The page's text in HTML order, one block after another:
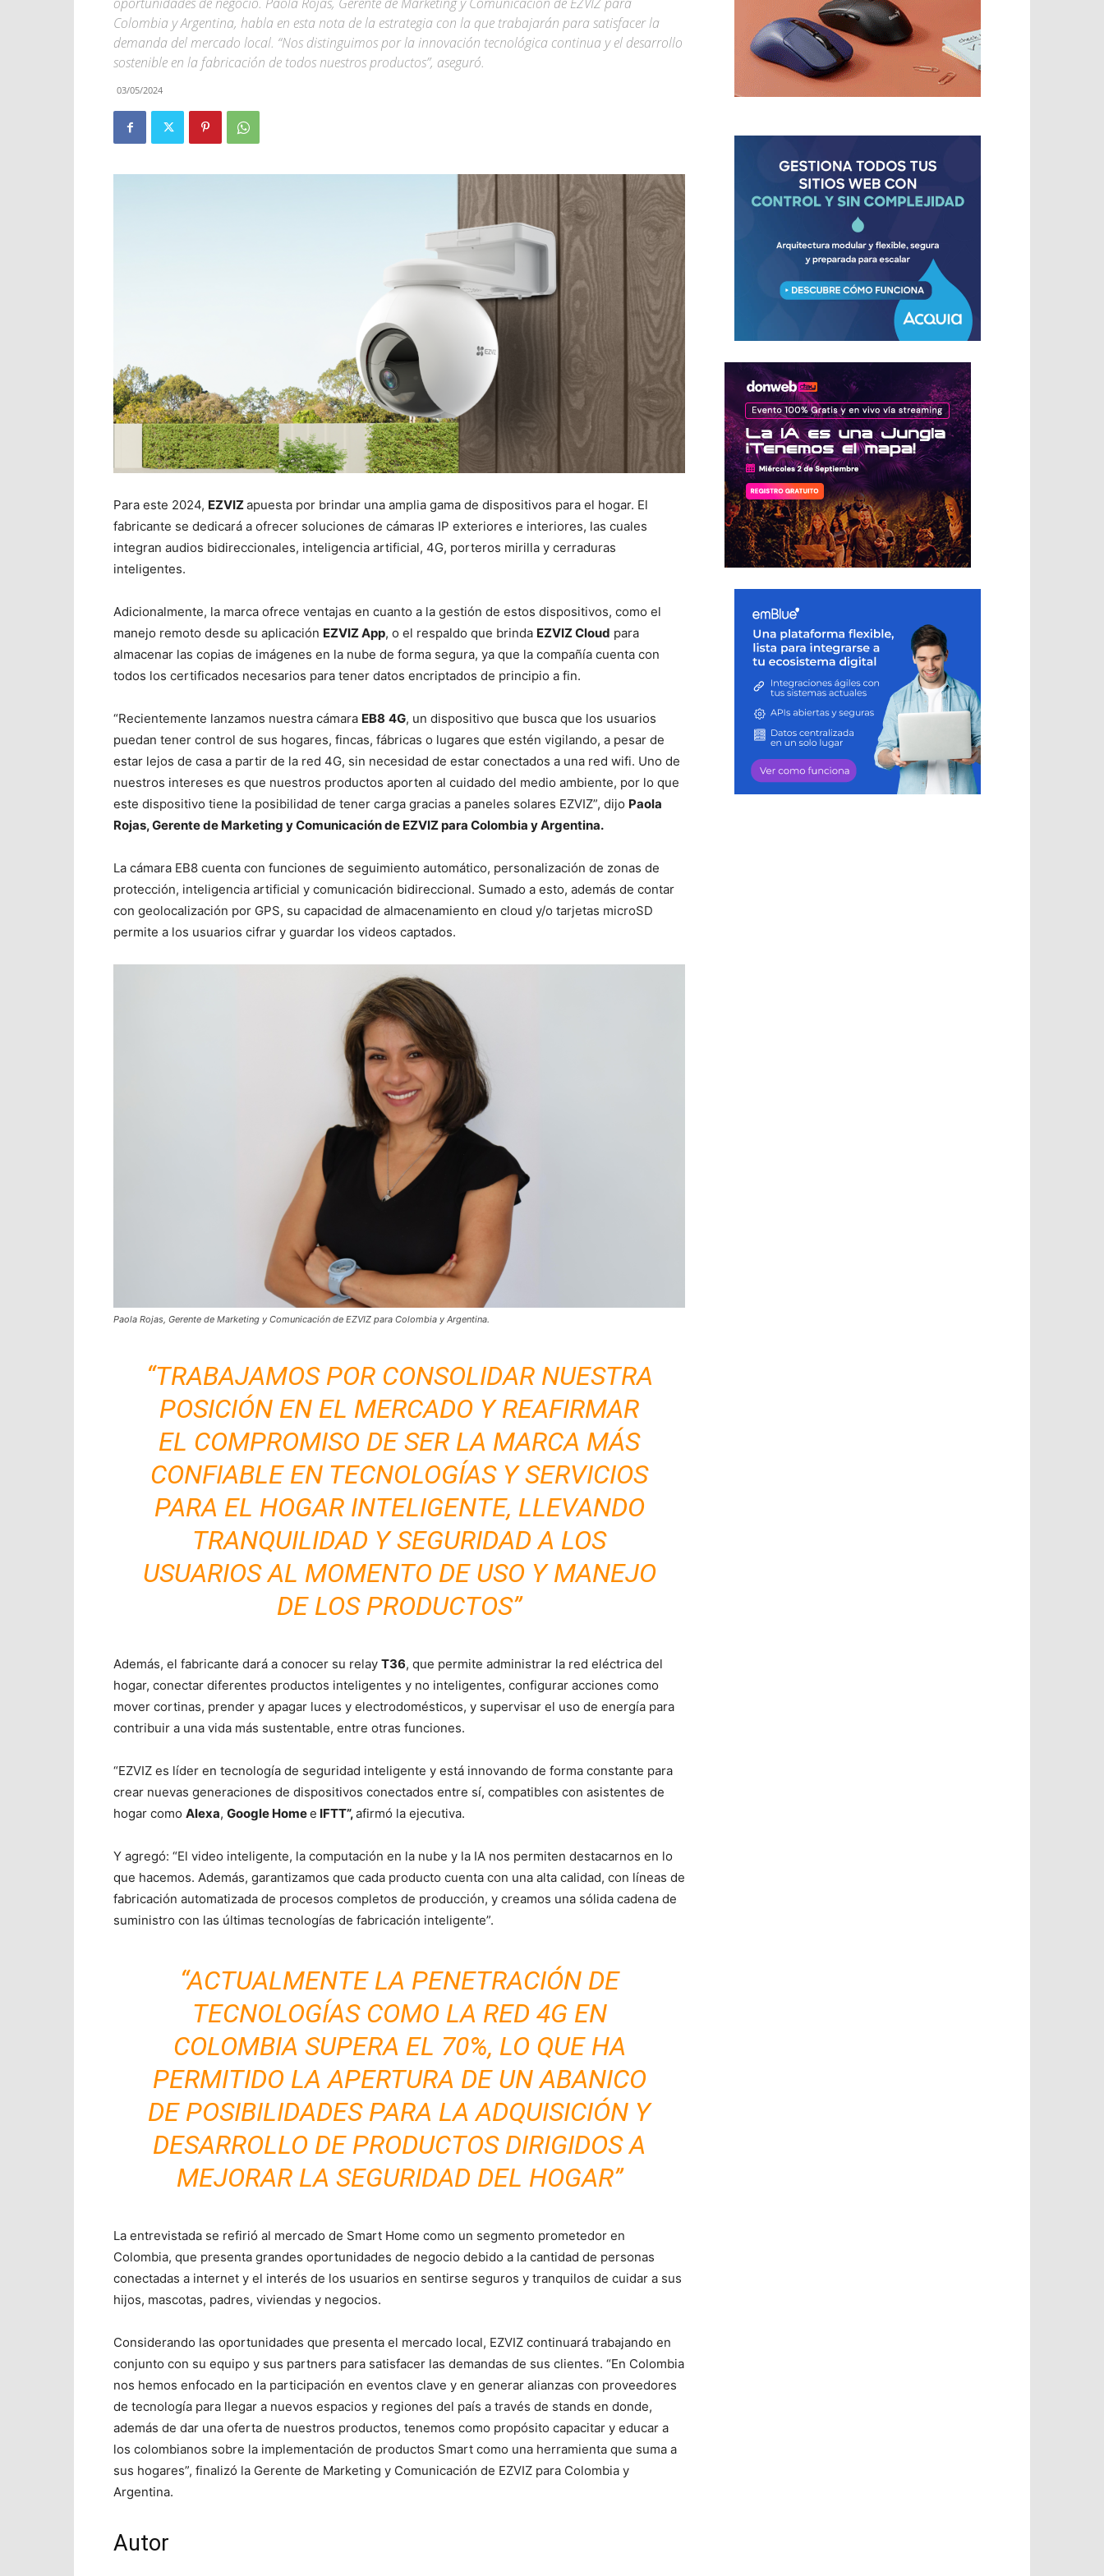
Colombia y Argentina, habla en esta nota de la estrategia con la que trabajarán para satisfacer la
demanda del mercado local. “Nos distinguimos por la innovación tecnológica continua y el desarrollo
sostenible en la fabricación de todos nuestros productos”, aseguró.
03/05/2024
Para este 2024, EZVIZapuesta por brindar una amplia gama de dispositivos para el hogar. El
fabricante se dedicará a ofrecer soluciones de cámaras IP exteriores e interiores, las cuales
integran audios bidireccionales, inteligencia artificial, 4G, porteros mirilla y cerraduras
inteligentes.
Adicionalmente, la marca ofrece ventajas en cuanto a la gestión de estos dispositivos, como el
manejo remoto desde su aplicación EZVIZ App, o el respaldo que brinda EZVIZ Cloud para
almacenar las copias de imágenes en la nube de forma segura, ya que la compañía cuenta con
todos los certificados necesarios para tener datos encriptados de principio a fin.
“Recientemente lanzamos nuestra cámara EB8 4G, un dispositivo que busca que los usuarios
puedan tener control de sus hogares, fincas, fábricas o lugares que estén vigilando, a pesar de
estar lejos de casa a partir de la red 4G, sin necesidad de estar conectados a una red wifi. Uno de
nuestros intereses es que nuestros productos aporten al cuidado del medio ambiente, por lo que
este dispositivo tiene la posibilidad de tener carga gracias a paneles solares EZVIZ”, dijo Paola
Rojas, Gerente de Marketing y Comunicación de EZVIZ para Colombia y Argentina.
La cámara EB8 cuenta con funciones de seguimiento automático, personalización de zonas de
protección, inteligencia artificial y comunicación bidireccional. Sumado a esto, además de contar
con geolocalización por GPS, su capacidad de almacenamiento en cloud y/o tarjetas microSD
permite a los usuarios cifrar y guardar los videos captados.
Paola Rojas, Gerente de Marketing y Comunicación de EZVIZ para Colombia y Argentina.
“TRABAJAMOS POR CONSOLIDAR NUESTRA
POSICIÓN EN EL MERCADO Y REAFIRMAR
EL COMPROMISO DE SER LA MARCA MÁS
CONFIABLE EN TECNOLOGÍAS Y SERVICIOS
PARA EL HOGAR INTELIGENTE, LLEVANDO
TRANQUILIDAD Y SEGURIDAD A LOS
USUARIOS AL MOMENTO DE USO Y MANEJO
DE LOS PRODUCTOS”
Además, el fabricante dará a conocer su relay T36, que permite administrar la red eléctrica del
hogar, conectar diferentes productos inteligentes y no inteligentes, configurar acciones como
mover cortinas, prender y apagar luces y electrodomésticos, y supervisar el uso de energía para
contribuir a una vida más sustentable, entre otras funciones.
“EZVIZ es líder en tecnología de seguridad inteligente y está innovando de forma constante para
crear nuevas generaciones de dispositivos conectados entre sí, compatibles con asistentes de
hogar como Alexa, Google Homee IFTT”,afirmó la ejecutiva.
Y agregó: “El video inteligente, la computación en la nube y la IA nos permiten destacarnos en lo
que hacemos. Además, garantizamos que cada producto cuenta con una alta calidad, con líneas de
fabricación automatizada de procesos completos de producción, y creamos una sólida cadena de
suministro con las últimas tecnologías de fabricación inteligente”.
“ACTUALMENTE LA PENETRACIÓN DE
TECNOLOGÍAS COMO LA RED 4G EN
COLOMBIA SUPERA EL 70%, LO QUE HA
PERMITIDO LA APERTURA DE UN ABANICO
DE POSIBILIDADES PARA LA ADQUISICIÓN Y
DESARROLLO DE PRODUCTOS DIRIGIDOS A
MEJORAR LA SEGURIDAD DEL HOGAR”
La entrevistada se refirió al mercado de Smart Home como un segmento prometedor en
Colombia, que presenta grandes oportunidades de negocio debido a la cantidad de personas
conectadas a internet y el interés de los usuarios en sentirse seguros y tranquilos de cuidar a sus
hijos, mascotas, padres, viviendas y negocios.
Considerando las oportunidades que presenta el mercado local, EZVIZ continuará trabajando en
conjunto con su equipo y sus partners para satisfacer las demandas de sus clientes. “En Colombia
nos hemos enfocado en la participación en eventos clave y en generar alianzas con proveedores
de tecnología para llegar a nuevos espacios y regiones del país a través de stands en donde,
además de dar una oferta de nuestros productos, tenemos como propósito capacitar y educar a
los colombianos sobre la implementación de productos Smart como una herramienta que suma a
sus hogares”, finalizó la Gerente de Marketing y Comunicación de EZVIZ para Colombia y
Argentina.
Autor